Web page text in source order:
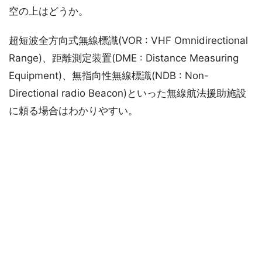
空の上はどうか。
超短波全方向式無線標識(VOR : VHF Omnidirectional
Range)、距離測定装置(DME : Distance Measuring
Equipment)、無指向性無線標識(NDB : Non-
Directional radio Beacon)といった無線航法援助施設
に頼る場合はわかりやすい。